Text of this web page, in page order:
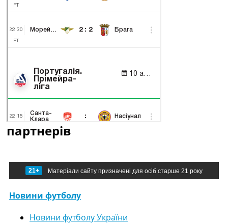
партнерів
21+ Матеріали сайту призначені для осіб старше 21 року
Новини футболу
Новини футболу України